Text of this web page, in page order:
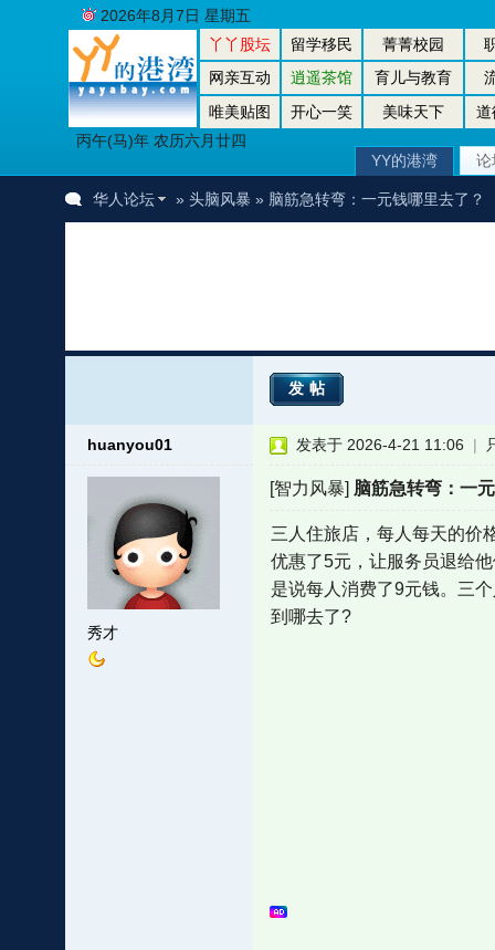
丫丫股坛 留学移民 菁菁校园
网亲互动
逍遥茶馆 育儿与教育
唯美贴图
开心一笑 美味天下
道
丙午(马)年 农历六月廿四
2026年8月7日 星期五
YY的港湾 论
华人论坛 » 头脑风暴 » 脑筋急转弯：一元钱哪里去了？
发帖
huanyou01
秀才
发表于 2026-4-21 11:06 |
[智力风暴]脑筋急转弯：一
三人住旅店，每人每天的价
优惠了5元，让服务员退给
是说每人消费了9元钱。三
到哪去了?